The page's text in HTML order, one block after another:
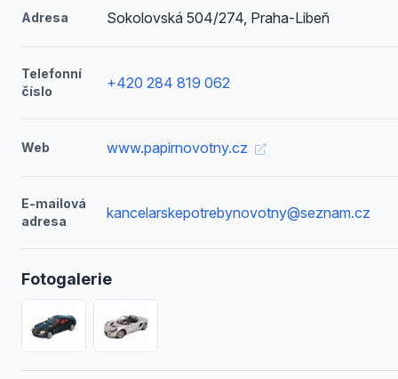
Adresa Sokolovská 504/274, Praha-Libeň
Telefonní
číslo
+420 284 819 062
Web www.papirnovotny.cz
E-mailová
adresa
kancelarskepotrebynovotny@seznam.cz
Fotogalerie